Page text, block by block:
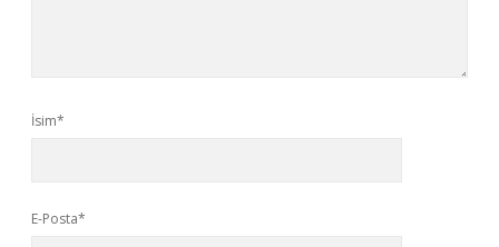
İsim*
E-Posta*